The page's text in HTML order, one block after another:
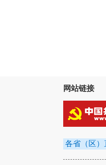
网站链接